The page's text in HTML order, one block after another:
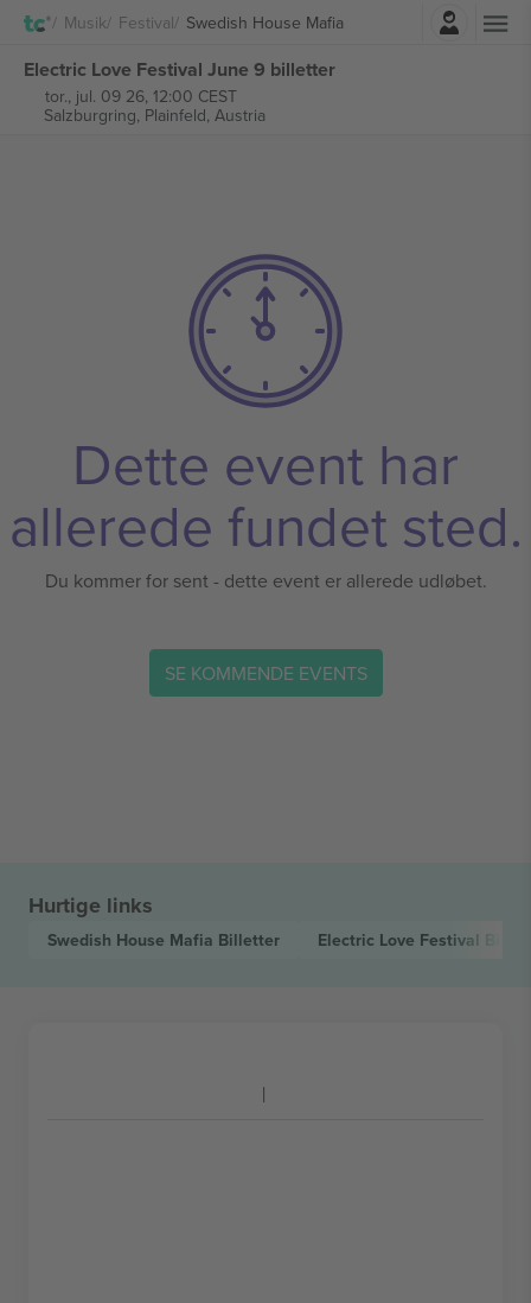
Musik Festival Swedish House Mafia
Log ind
Electric Love Festival June 9 billetter
tor., jul. 09 26, 12:00 CEST
Salzburgring, Plainfeld, Austria
Dette event har
allerede fundet sted.
Du kommer for sent - dette event er allerede udløbet.
SE KOMMENDE EVENTS
Hurtige links
Swedish House Mafia Billetter Electric Love Festival